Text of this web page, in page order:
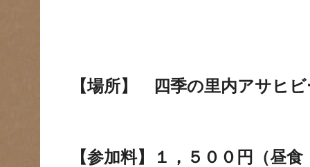
【場所】 四季の里内アサヒビ
【参加料】１，５００円（昼食